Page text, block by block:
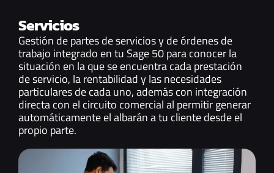
Servicios
Gestión de partes de servicios y de órdenes de
trabajo integrado en tu Sage 50 para conocer la
situación en la que se encuentra cada prestación
de servicio, la rentabilidad y las necesidades
particulares de cada uno, además con integración
directa con el circuito comercial al permitir generar
automáticamente el albarán a tu cliente desde el
propio parte.